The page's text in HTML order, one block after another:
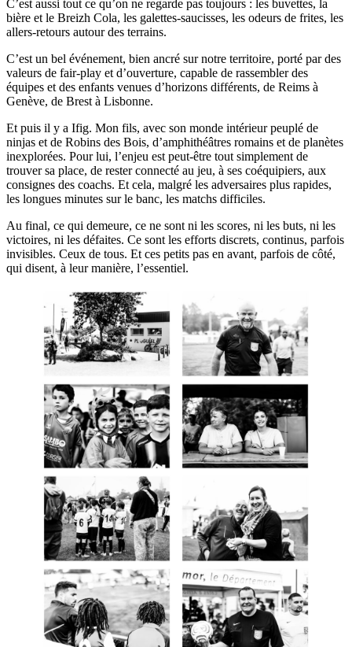
C’est aussi tout ce qu’on ne regarde pas toujours : les buvettes, la
bière et le Breizh Cola, les galettes-saucisses, les odeurs de frites, les
allers-retours autour des terrains.
C’est un bel événement, bien ancré sur notre territoire, porté par des
valeurs de fair-play et d’ouverture, capable de rassembler des
équipes et des enfants venues d’horizons différents, de Reims à
Genève, de Brest à Lisbonne.
Et puis il y a Ifig. Mon fils, avec son monde intérieur peuplé de
ninjas et de Robins des Bois, d’amphithéâtres romains et de planètes
inexplorées. Pour lui, l’enjeu est peut-être tout simplement de
trouver sa place, de rester connecté au jeu, à ses coéquipiers, aux
consignes des coachs. Et cela, malgré les adversaires plus rapides,
les longues minutes sur le banc, les matchs difficiles.
Au final, ce qui demeure, ce ne sont ni les scores, ni les buts, ni les
victoires, ni les défaites. Ce sont les efforts discrets, continus, parfois
invisibles. Ceux de tous. Et ces petits pas en avant, parfois de côté,
qui disent, à leur manière, l’essentiel.